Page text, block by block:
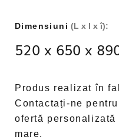
Dimensiuni (L x l x î):
520 x 650 x
Produs realizat în
Contactați-ne
ofertă personalizată
mare.